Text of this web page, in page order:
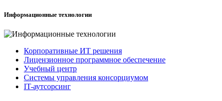
Информационные технологии
Корпоративные ИТ решения
Лицензионное программное обеспечение
Учебный центр
Системы управления консорциумом
IT-аутсорсинг